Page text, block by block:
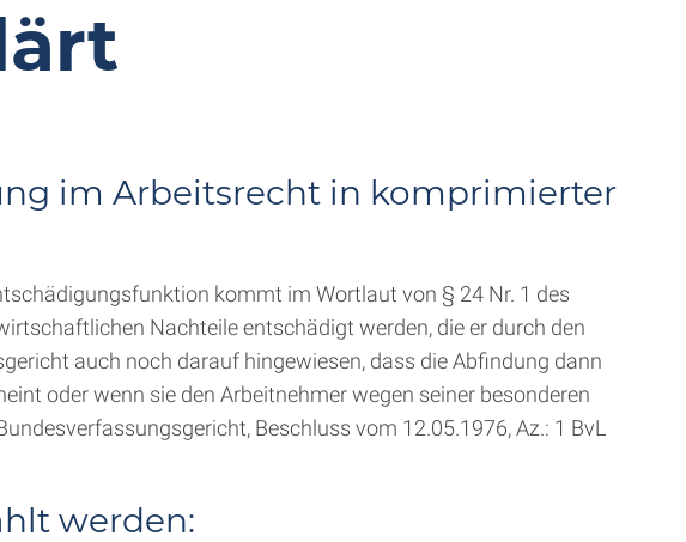
im Arbeitsrecht in komprimierter
kommt im Wortlaut von § 24 Nr. 1 des
Nachteile entschädigt werden, die er durch den
auch noch darauf hingewiesen, dass die Abfindung dann
oder wenn sie den Arbeitnehmer wegen seiner besonderen
Beschluss vom 12.05.1976, Az.: 1 BvL
werden: